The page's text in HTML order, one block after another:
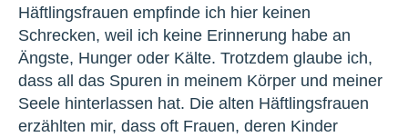
Häftlingsfrauen empfinde ich hier keinen
Schrecken, weil ich keine Erinnerung habe an
Ängste, Hunger oder Kälte. Trotzdem glaube ich,
dass all das Spuren in meinem Körper und meiner
Seele hinterlassen hat. Die alten Häftlingsfrauen
erzählten mir, dass oft Frauen, deren Kinder